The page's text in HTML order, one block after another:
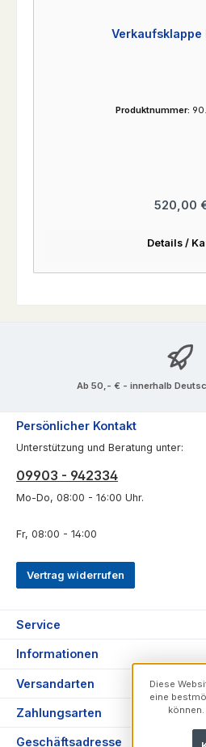
Verkaufsklappe
Produktnummer:
Regulärer
520,00
Details /
Ab 50,- € - innerhalb
Persönlicher Kontakt
Unterstützung und Beratung unter:
09903 - 942334
Mo-Do, 08:00 - 16:00 Uhr.
Fr, 08:00 - 14:00
Vertrag widerrufen
Service
Informationen
Versandarten
Zahlungsarten
Geschäftsadresse
Diese
eine
können.